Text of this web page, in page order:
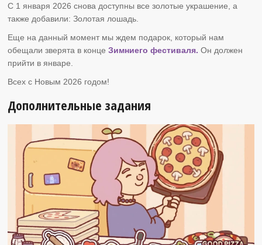
С 1 января 2026 снова доступны все золотые украшение, а
также добавили: Золотая лошадь.
Еще на данный момент мы ждем подарок, который нам
обещали зверята в концеЗимниего фестиваля. Он должен
прийти в январе.
Всех с Новым 2026 годом!
Дополнительные задания